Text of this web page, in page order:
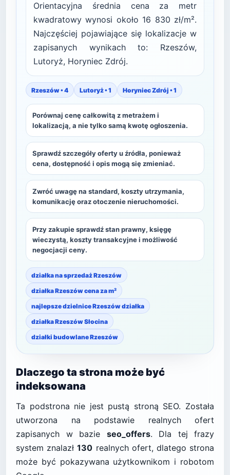
Orientacyjna średnia cena za metr
kwadratowy wynosi około 16 830 zł/m².
Najczęściej pojawiające się lokalizacje w
zapisanych wynikach to: Rzeszów,
Lutoryż, Horyniec Zdrój.
Rzeszów • 4 Lutoryż • 1 Horyniec Zdrój • 1
Porównaj cenę całkowitą z metrażem i
lokalizacją, a nie tylko samą kwotę ogłoszenia.
Sprawdź szczegóły oferty u źródła, ponieważ
cena, dostępność i opis mogą się zmieniać.
Zwróć uwagę na standard, koszty utrzymania,
komunikację oraz otoczenie nieruchomości.
Przy zakupie sprawdź stan prawny, księgę
wieczystą, koszty transakcyjne i możliwość
negocjacji ceny.
działka na sprzedaż Rzeszów
działka Rzeszów cena za m²
najlepsze dzielnice Rzeszów działka
działka Rzeszów Słocina
działki budowlane Rzeszów
Dlaczego ta strona może być
indeksowana
Ta podstrona nie jest pustą stroną SEO. Została
utworzona na podstawie realnych ofert
zapisanych w bazie seo_offers. Dla tej frazy
system znalazł130 realnych ofert, dlatego strona
może być pokazywana użytkownikom i robotom